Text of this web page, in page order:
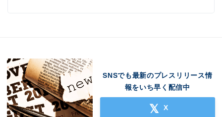
SNSでも最新のプレスリリース情
報をいち早く配信中
X